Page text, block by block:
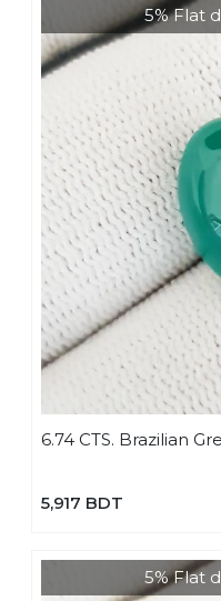
5% Flat
6.74 CTS. Brazilian
5,917 BDT
5% Flat